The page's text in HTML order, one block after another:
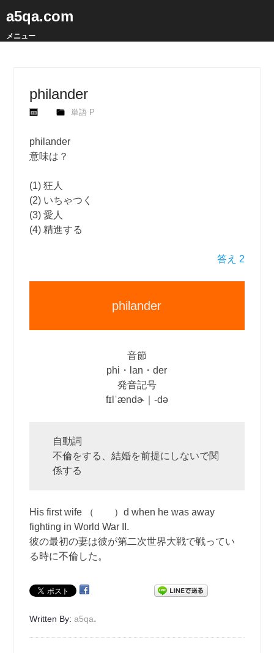
a5qa.com
メニュー
philander
単語 P
philander
意味は？
(1) 狂人
(2) いちゃつく
(3) 愛人
(4) 精進する
答え 2
philander
音節
phi・lan・der
発音記号
fɪlˈændɚ｜‐də
自動詞
不倫をする、結婚を前提にしないで関
係する
His first wife （ ）d when he was away
fighting in World War II.
彼の最初の妻は彼が第二次世界大戦で戦ってい
る時に不倫した。
Written By:a5qa.